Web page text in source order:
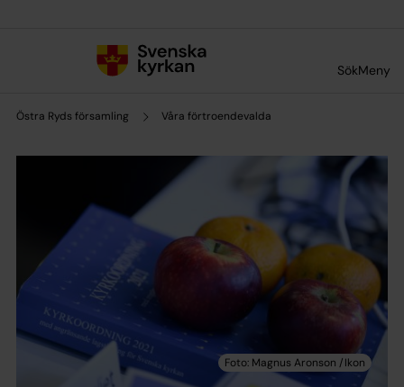
SökMeny
Östra Ryds församling Våra förtroendevalda